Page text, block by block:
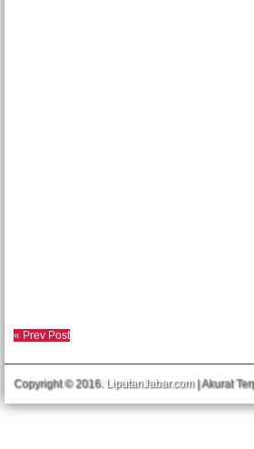
« Prev Post
Copyright © 2016. LiputanJabar.com| Akurat